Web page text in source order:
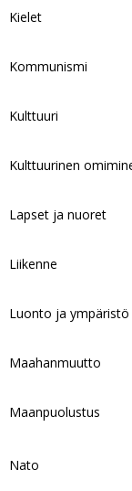
Kielet
Kommunismi
Kulttuuri
Kulttuurinen
Lapset ja nuoret
Liikenne
Luonto ja ympäristö
Maahanmuutto
Maanpuolustus
Nato